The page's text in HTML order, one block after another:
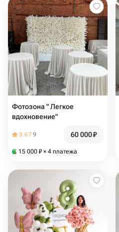
Фотозона " Легкое
вдохновение"
3.679 60 000₽
15 000 ₽ × 4 платежа